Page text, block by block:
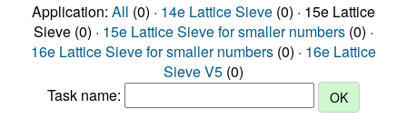
Application: All (0) · 14e Lattice Sieve (0) · 15e Lattice
Sieve (0) · 15e Lattice Sieve for smaller numbers (0) ·
16e Lattice Sieve for smaller numbers (0) · 16e Lattice
Sieve V5 (0)
Task name: